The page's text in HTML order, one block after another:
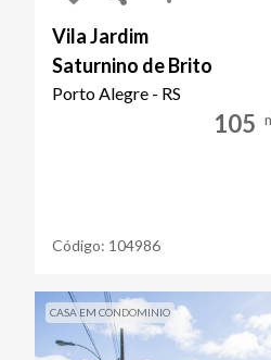
Vila Jardim
Saturnino de Brito
Porto Alegre - RS
105
Código: 104986
CASA EM CONDOMINIO